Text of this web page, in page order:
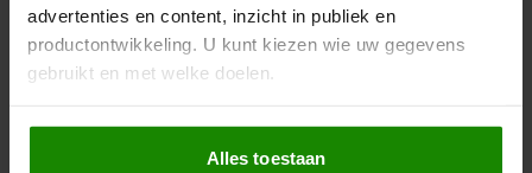
advertenties en content, inzicht in publiek en
productontwikkeling. U kunt kiezen wie uw gegevens
gebruikt en met welke doelen.
Als u het toestaat, willen we ook graag:
Informatie verzamelen over uw geografische
Alles toestaan